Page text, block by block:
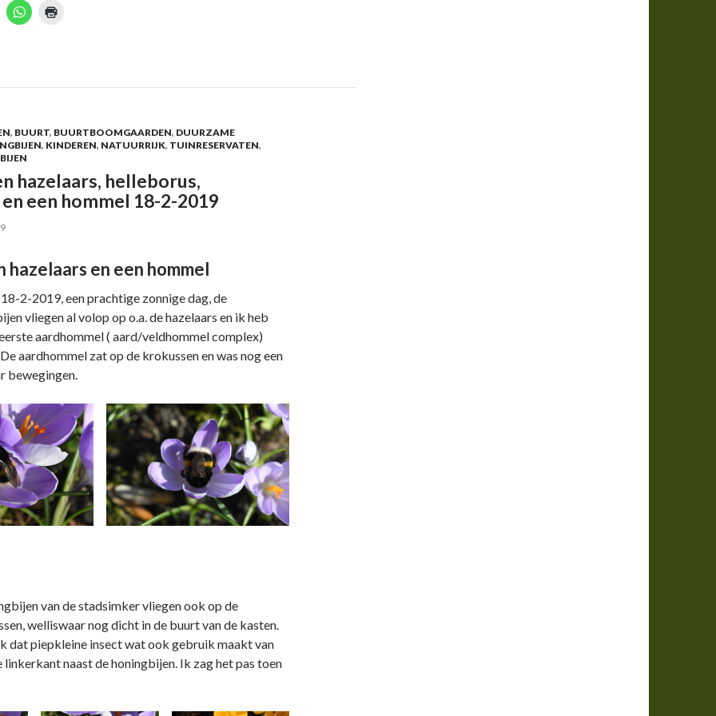
K
l
n
o
h
a
t
s
o
r
t
n
e
e
n
n
i
e
w
v
e
n
s
t
e
g
e
o
p
e
u
k
n
(
W
o
e
e
n
e
u
w
v
e
n
s
e
r
e
o
p
e
n
d
)
, BUURT, BUURTBOOMGAARDEN, DUURZAME
, KINDEREN, NATUURRIJK, TUINRESERVATEN,
hazelaars, helleborus,
een hommel 18-2-2019
hazelaars en een hommel
2-2019, een prachtige zonnige dag, de
vliegen al volop op o.a. de hazelaars en ik heb
aardhommel ( aard/veldhommel complex)
aardhommel zat op de krokussen en was nog een
bewegingen.
van de stadsimker vliegen ook op de
welliswaar nog dicht in de buurt van de kasten.
dat piepkleine insect wat ook gebruik maakt van
linkerkant naast de honingbijen. Ik zag het pas toen